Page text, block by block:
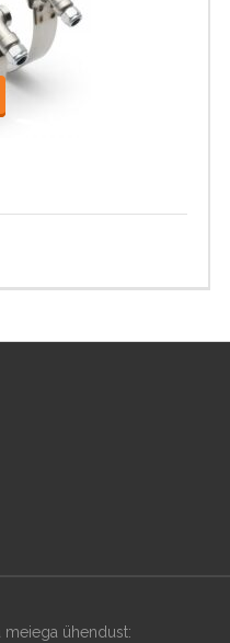
LOE EDASI
meiega ühendust: